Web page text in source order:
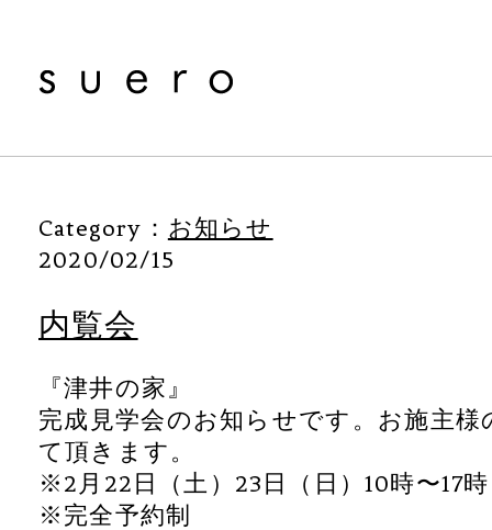
Category： お知らせ
2020/02/15
内覧会
『津井の家』
完成見学会のお知らせです。お施主
て頂きます。
※2月22日（土）23日（日）10時〜17時
※完全予約制